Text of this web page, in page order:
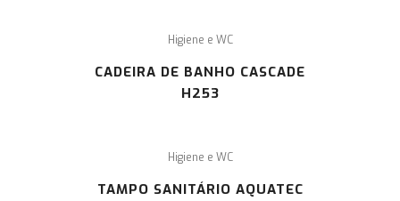
Higiene e WC
CADEIRA DE BANHO CASCADE
H253
Higiene e WC
TAMPO SANITÁRIO AQUATEC